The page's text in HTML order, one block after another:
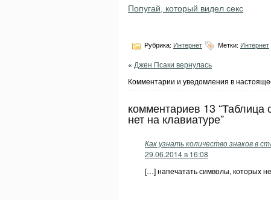
Попугай, который видел секс
Рубрика: Интернет Метки: Интернет
« Джен Псаки вернулась
Комментарии и уведомления в
комментариев 13
нет на клавиатуре”
Как узнать количество знаков в
29.06.2014 в 16:08
[…] напечатать символы, которых